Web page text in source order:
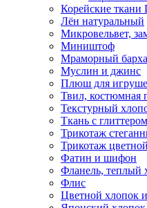
Корейские ткани
Лён натуральный
Микровельвет,
Миништоф
Мраморный
Муслин и джинс
Плюш для
Твил, костюмная
Текстурный
Ткань с глиттером
Трикотаж
Трикотаж
Фатин и шифон
Фланель, теплый
Флис
Цветной хлопок